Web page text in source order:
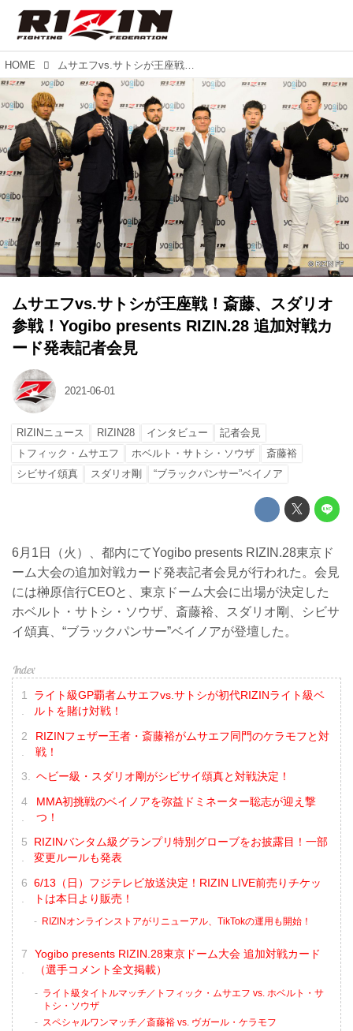
HOME ムサエフvs.サトシが王座戦！斎藤、スダリオ参戦！Yogibo presents RIZIN.28 追加対戦カード発表記者会見
ムサエフvs.サトシが王座戦！斎藤、スダリオ
参戦！Yogibo presents RIZIN.28 追加対戦カ
ード発表記者会見
2021-06-01
RIZINニュース RIZIN28 インタビュー
記者会見
トフィック・ムサエフ
ホベルト・サトシ・ソウザ
斎藤裕
シビサイ頌真
スダリオ剛 “ブラックパンサー”ベイノア
6月1日（火）、都内にてYogibo presents RIZIN.28東京ド
ーム大会の追加対戦カード発表記者会見が行われた。会見
には榊原信行CEOと、東京ドーム大会に出場が決定した
ホベルト・サトシ・ソウザ、斎藤裕、スダリオ剛、シビサ
イ頌真、“ブラックパンサー”ベイノアが登壇した。
ライト級GP覇者ムサエフvs.サトシが初代RIZINライト級ベ
ルトを賭け対戦！
RIZINフェザー王者・斎藤裕がムサエフ同門のケラモフと対
戦！
ヘビー級・スダリオ剛がシビサイ頌真と対戦決定！
MMA初挑戦のベイノアを弥益ドミネーター聡志が迎え撃
つ！
RIZINバンタム級グランプリ特別グローブをお披露目！一部
変更ルールも発表
6/13（日）フジテレビ放送決定！RIZIN LIVE前売りチケッ
トは本日より販売！
RIZINオンラインストアがリニューアル、TikTokの運用も開始！
Yogibo presents RIZIN.28東京ドーム大会 追加対戦カード
（選手コメント全文掲載）
ライト級タイトルマッチ／トフィック・ムサエフ vs. ホベルト・サ
トシ・ソウザ
スペシャルワンマッチ／斎藤裕 vs. ヴガール・ケラモフ